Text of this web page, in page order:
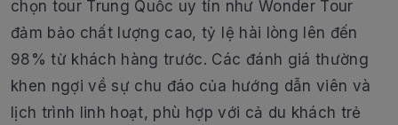
chọn tour Trung Quốc uy tín như Wonder Tour
đảm bảo chất lượng cao, tỷ lệ hài lòng lên đến
98% từ khách hàng trước. Các đánh giá thường
khen ngợi về sự chu đáo của hướng dẫn viên và
lịch trình linh hoạt, phù hợp với cả du khách trẻ